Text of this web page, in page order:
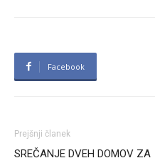
Facebook
Prejšnji članek
SREČANJE DVEH DOMOV ZA